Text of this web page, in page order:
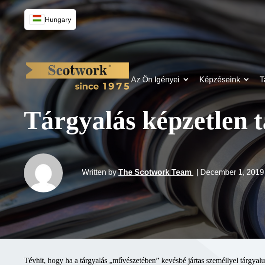
Hungary
Az Ön Igényei Képzéseink
Tárgyalás képzetlen
Written byThe Scotwork Team | December 1, 2019
Tévhit, hogy ha a tárgyalás „művészetében” kevésbé jártas személlyel